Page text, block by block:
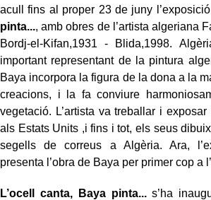
acull fins al proper 23 de juny l’exposició
pinta..., amb obres de l’artista algeriana
Bordj-el-Kifan,1931 - Blida,1998.
important representant de la pintura
Baya incorpora la figura de la dona a la
creacions, i la fa conviure
vegetació. L’artista va treballar i
als Estats Units ,i fins i tot, els seus
segells de correus a Algèria. Ara,
presenta l’obra de Baya per primer cop a
L’ocell canta, Baya pinta...s’ha